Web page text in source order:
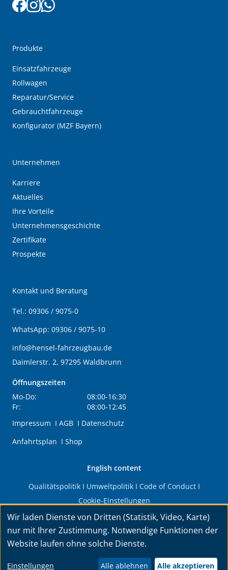
Produkte
Einsatzfahrzeuge
Rollwagen
Reparatur/Service
Gebrauchtfahrzeuge
Konfigurator (MZF Bayern)
Unternehmen
Karriere
Aktuelles
Ihre Vorteile
Unternehmensgeschichte
Zertifikate
Prospekte
Kontakt und Beratung
Tel.: 09306 / 9075-0
WhatsApp: 09306 / 9075-10
info@hensel-fahrzeugbau.de
Daimlerstr. 2, 97295 Waldbrunn
Öffnungszeiten
Mo-Do:
08:00-16:30
Fr:
08:00-12:45
Impressum I AGB I Datenschutz
Anfahrtsplan I Shop
English content
QualitätspolitikI UmweltpolitikI Code of ConductI
Cookie-Einstellungen
© 2026 HENSEL Fahrzeugbau GmbH & Co. KG. Alle Rechte
vorbehalten.
INNOMEGA AB
Wir laden Dienste von Dritten (Statistik, Video, Karte)
nur mit Ihrer Zustimmung. Notwendige Funktionen der
Website laufen ohne solche Dienste.
Einstellungen Alle ablehnen Alle akzeptieren